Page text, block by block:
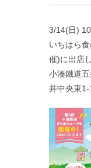
3/14(日)
いちはら
催)に出店
小湊鐵道
井中央東